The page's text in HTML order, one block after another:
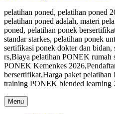
pelatihan poned, pelatihan poned
pelatihan poned adalah, materi
poned, pelatihan ponek
standar starkes, pelatihan ponek
sertifikasi ponek dokter dan
rs,Biaya pelatihan PONEK rumah
PONEK Kemenkes
bersertifikat,Harga paket
training PONEK blended learning
Menu